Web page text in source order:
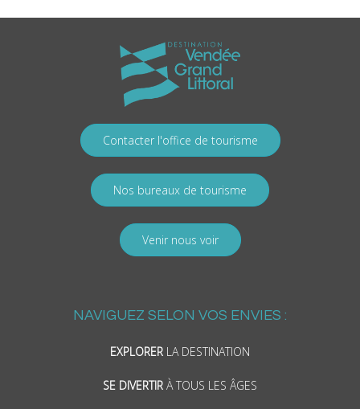
Contacter l'office de tourisme
Nos bureaux de tourisme
Venir nous voir
NAVIGUEZ SELON VOS ENVIES :
EXPLORER LA DESTINATION
SE DIVERTIR À TOUS LES ÂGES